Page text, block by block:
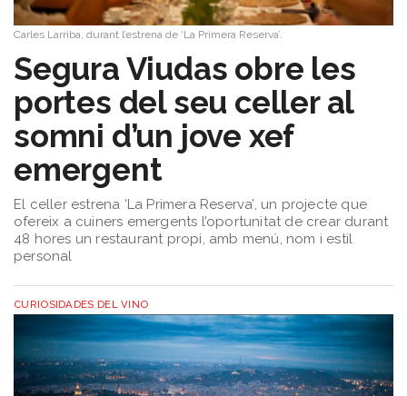
Carles Larriba, durant l’estrena de ‘La Primera Reserva’.
Segura Viudas obre les
portes del seu celler al
somni d’un jove xef
emergent
El celler estrena ‘La Primera Reserva’, un projecte que
ofereix a cuiners emergents l’oportunitat de crear durant
48 hores un restaurant propi, amb menú, nom i estil
personal
CURIOSIDADES DEL VINO